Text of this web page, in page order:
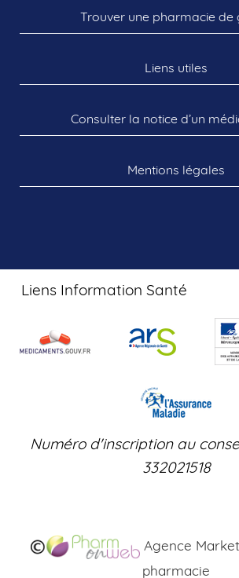
Trouver une pharmacie de
Liens utiles
Consulter la notice d’un
Mentions légales
Liens Information Santé
Numéro d'inscription au
332021518
Agence
pharmacie